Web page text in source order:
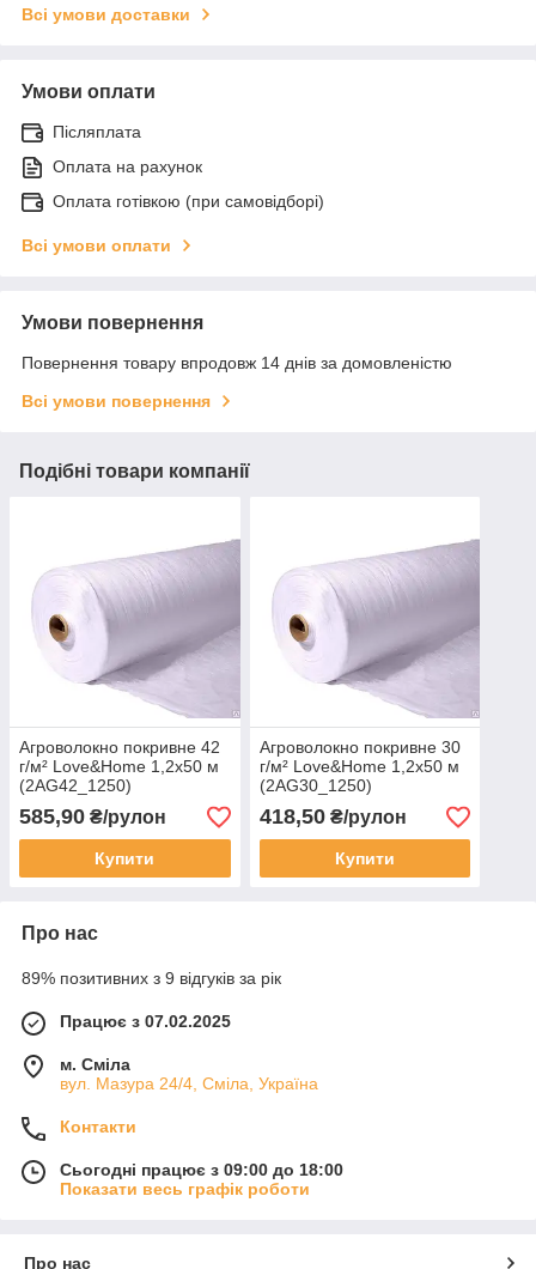
Всі умови доставки
Умови оплати
Післяплата
Оплата на рахунок
Оплата готівкою (при самовідборі)
Всі умови оплати
Умови повернення
Повернення товару впродовж 14 днів за домовленістю
Всі умови повернення
Подібні товари компанії
Агроволокно покривне 42
г/м² Love&Home 1,2х50 м
(2AG42_1250)
585,90 ₴/рулон
Купити
Агроволокно покривне 30
г/м² Love&Home 1,2х50 м
(2AG30_1250)
418,50₴/рулон
Купити
Про нас
89% позитивних з 9 відгуків за рік
Працює з 07.02.2025
м. Сміла
вул. Мазура 24/4, Сміла, Україна
Контакти
Сьогодні працює з 09:00 до 18:00
Показати весь графік роботи
Про нас